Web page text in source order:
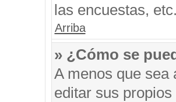
las encuestas, etc.
Arriba
» ¿Cómo se
A menos que sea
editar sus